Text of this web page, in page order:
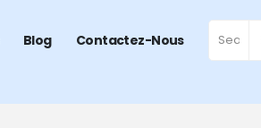
Blog Contactez-Nous